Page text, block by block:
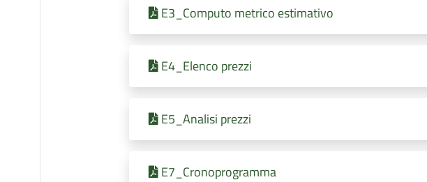
E3_Computo metrico estimativo
E4_Elenco prezzi
E5_Analisi prezzi
E7_Cronoprogramma